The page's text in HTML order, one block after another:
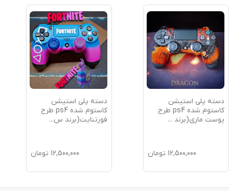
دسته پلی استیشن
کاستوم شده ps4 طرح
پوست ماری(برند ...
12,500,000 تومان
دسته پلی استیشن
کاستوم شده ps4 طرح
فورتنایت(برند س...
12,500,000 تومان